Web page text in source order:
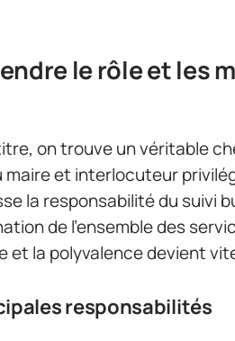
le rôle et les
on trouve un véritable
maire et interlocuteur
la responsabilité du suivi
de l’ensemble des
et la polyvalence devient
responsabilités